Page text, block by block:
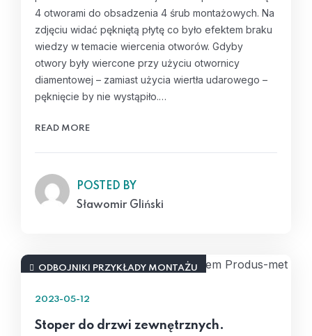
4 otworami do obsadzenia 4 śrub montażowych. Na
zdjęciu widać pękniętą płytę co było efektem braku
wiedzy w temacie wiercenia otworów. Gdyby
otwory były wiercone przy użyciu otwornicy
diamentowej – zamiast użycia wiertła udarowego –
pęknięcie by nie wystąpiło.…
READ MORE
POSTED BY
Sławomir Gliński
ODBOJNIKI PRZYKŁADY MONTAŻU
2023-05-12
Stoper do drzwi zewnętrznych.